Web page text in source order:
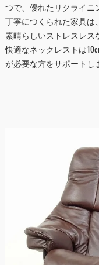
つで、優れたリクライニ
丁寧につくられた家具は
素晴らしいストレスレス
快適なネックレストは
が必要な方をサポートし